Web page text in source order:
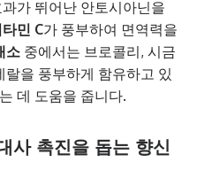
가 뛰어난 안토시아닌을
민 C가 풍부하여 면역력을
소 중에서는 브로콜리, 시금
랄을 풍부하게 함유하고 있
데 도움을 줍니다.
사 촉진을 돕는 향신